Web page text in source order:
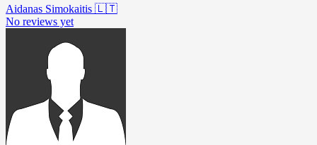
Aidanas Simokaitis 🇱🇹
No reviews yet